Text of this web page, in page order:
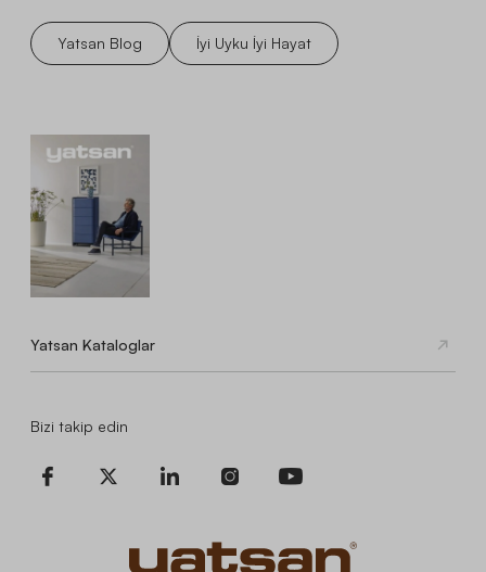
Yatsan Blog İyi Uyku İyi Hayat
Yatsan Kataloglar
Bizi takip edin